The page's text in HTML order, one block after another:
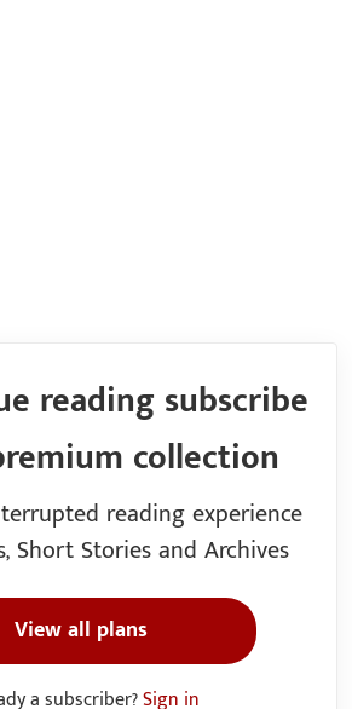
reading subscribe
collection
reading experience
Short Stories and Archives
View all plans
a subscriber?Sign in